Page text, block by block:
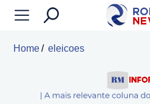
Home eleicoes